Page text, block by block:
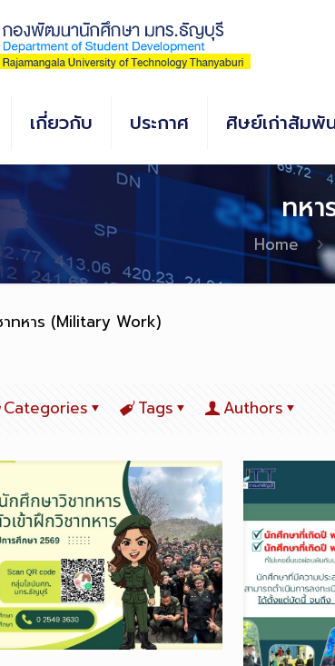
เกี่ยวกับ ประกาศ ศิษย์เก่าสัมพั
ทหา
Home
ทหาร (Military Work)
Categories Tags Authors